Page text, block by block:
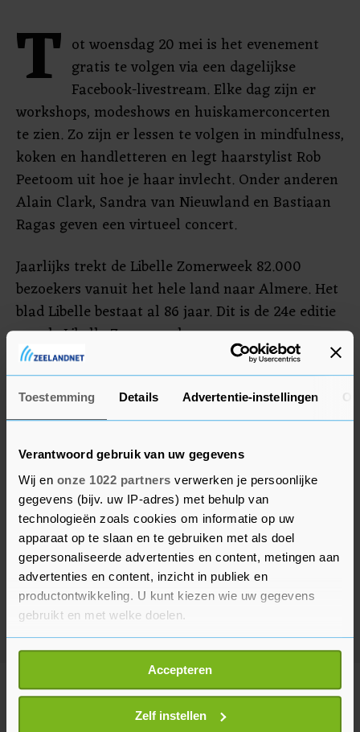
Toestemming Details Advertentie-instellingen
Verantwoord gebruik van uw gegevens
Wij en onze 1022 partners verwerken je persoonlijke
gegevens (bijv. uw IP-adres) met behulp van
technologieën zoals cookies om informatie op uw
apparaat op te slaan en te gebruiken met als doel
gepersonaliseerde advertenties en content, metingen aan
advertenties en content, inzicht in publiek en
productontwikkeling. U kunt kiezen wie uw gegevens
gebruikt en met welke doelen.
Als u het toestaat, willen we ook graag:
Informatie verzamelen over uw geografische
locatie, die tot een paar meter nauwkeurig kan zijn
Uw apparaat identificeren door het actief te
Accepteren
Zelf instellen
T ot woensdag 20 mei is het evenement
gratis te volgen via een dagelijkse
Facebook-livestream. Elke dag zijn er
workshops, modeshows en huiskamerconcerten
te zien. Zo zijn er lessen te volgen in mindfulness,
koken en handletteren en legt haarstylist Rob
Peetoom uit hoe je haar invlecht. Onder anderen
Alain Clark, Sandra van Nieuwland en Bastiaan
Ragas geven een virtueel concert.
Jaarlijks trekt de Libelle Zomerweek 82.000
bezoekers vanuit het hele land naar Almere. Het
blad Libelle bestaat al 86 jaar. Dit is de 24e editie
van de Libelle Zomerweek.
Meer uit Binnenland